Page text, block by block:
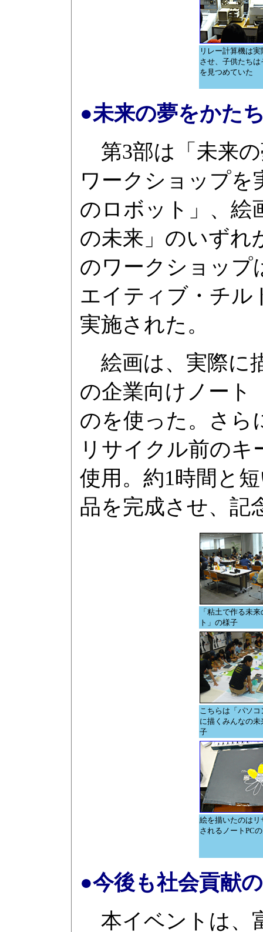
リレー計算機は
させ、子供たちは
を見つめていた
●未来の夢をかた
第3部は「未来
ワークショップを
のロボット」、絵
の未来」のいずれ
のワークショップ
エイティブ・チル
実施された。
絵画は、実際に
の企業向けノート
のを使った。さら
リサイクル前の
使用。約1時間と
品を完成させ、記
「粘土で作る未
ト」の様子
こちらは「パソ
に描くみんなの未
子
絵を描いたのはリ
されるノートPC
●今後も社会貢献
本イベントは、